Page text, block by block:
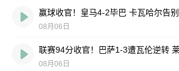
08月06日
08月06日